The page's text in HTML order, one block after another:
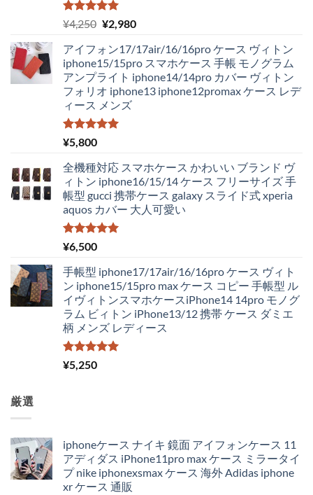
5段階中
5.00
の評価
¥4,250 元
価
格
は
¥4,250
で
し
¥2,980現
の
価
格
は
アイフォン17/17air/16/16pro ケース ヴィトン
iphone15/15pro スマホケース 手帳 モノグラム
アンプライト iphone14/14pro カバー ヴィトン
フォリオ iphone13 iphone12promax ケース レデ
ィース メンズ
5段階中
5.00
¥5,800
全機種対応 スマホケース かわいい ブランド ヴ
ィトン iphone16/15/14 ケース フリーサイズ 手
帳型 gucci 携帯ケース galaxy スライド式 xperia
aquos カバー 大人可愛い
5段階中
5.00
¥6,500
手帳型 iphone17/17air/16/16pro ケース ヴィト
ン iphone15/15pro max ケース コピー 手帳型 ル
イヴィトンスマホケースiPhone14 14pro モノグ
ラム ビィトン iPhone13/12 携帯 ケース ダミエ
柄 メンズ レディース
5段階中
5.00
¥5,250
厳選
iphoneケース ナイキ 鏡面 アイフォンケース 11
アディダス iPhone11pro max ケース ミラータイ
プ nike iphonexsmax ケース 海外 Adidas iphone
xr ケース 通販